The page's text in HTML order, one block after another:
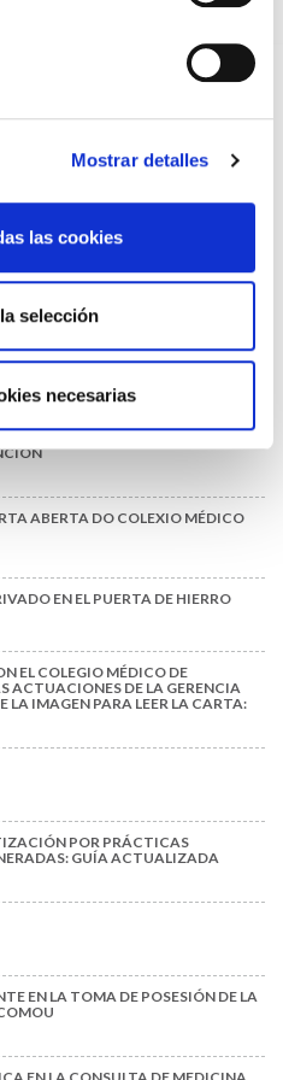
Mostrar detalles
las cookies
selección
necesarias
DE OURENSE EXIGE MEDIDAS
DIRECCIÓN / COORDINACIÓN
DE LA JORNADA «SALUD,
SANITARIO: UN COMPROMISO
CUMPLIMENTACIÓN DEL NUEVO
ABERTA DO COLEXIO MÉDICO
EN EL PUERTA DE HIERRO
EL COLEGIO MÉDICO DE
ACTUACIONES DE LA GERENCIA
LA IMAGEN PARA LEER LA CARTA:
POR PRÁCTICAS
GUÍA ACTUALIZADA
EN LA TOMA DE POSESIÓN DE LA